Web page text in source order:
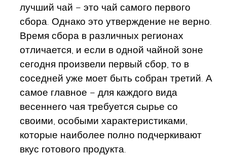
лучший чай – это чай самого первого
сбора. Однако это утверждение не верно.
Время сбора в различных регионах
отличается, и если в одной чайной зоне
сегодня произвели первый сбор, то в
соседней уже моет быть собран третий. А
самое главное – для каждого вида
весеннего чая требуется сырье со
своими, особыми характеристиками,
которые наиболее полно подчеркивают
вкус готового продукта.